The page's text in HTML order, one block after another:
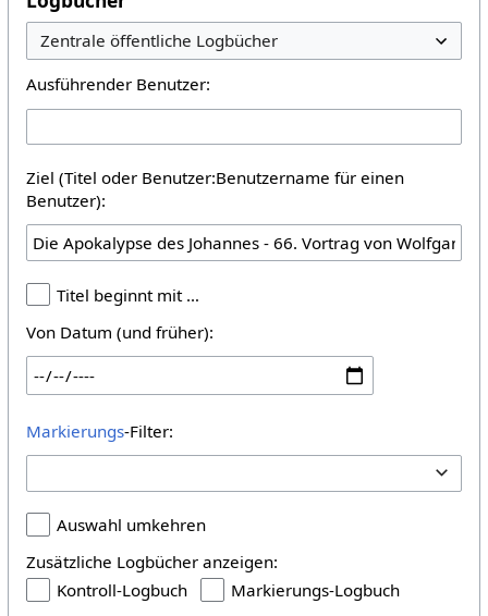
Ausführender Benutzer:
Ziel (Titel oder Benutzer:Benutzername für einen
Benutzer):
Titel beginnt mit …
Von Datum (und früher):
Markierungs-Filter:
Auswahl umkehren
Zusätzliche Logbücher anzeigen:
Kontroll-Logbuch
Markierungs-Logbuch